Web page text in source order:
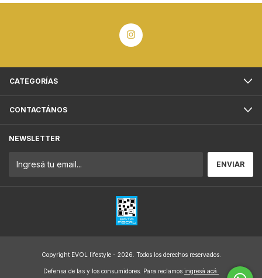
CATEGORÍAS
CONTACTÁNOS
NEWSLETTER
Copyright EVOL lifestyle - 2026. Todos los derechos reservados.
Defensa de las y los consumidores. Para reclamos ingresá acá.